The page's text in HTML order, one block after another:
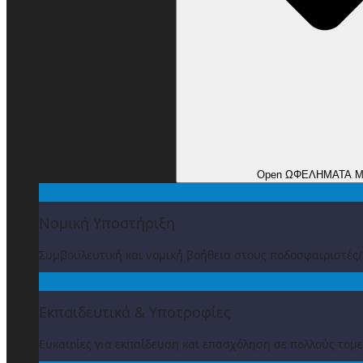
Open ΩΦΕΛΗΜΑΤΑ
Νομική Υποστήριξη
Συμβουλευτική και νομική βοήθεια στους
Εκπαιδευτικά & Υποτροφίες
Ευκαιρίες για εκπαίδευση και επασχόληση σε πολλούς